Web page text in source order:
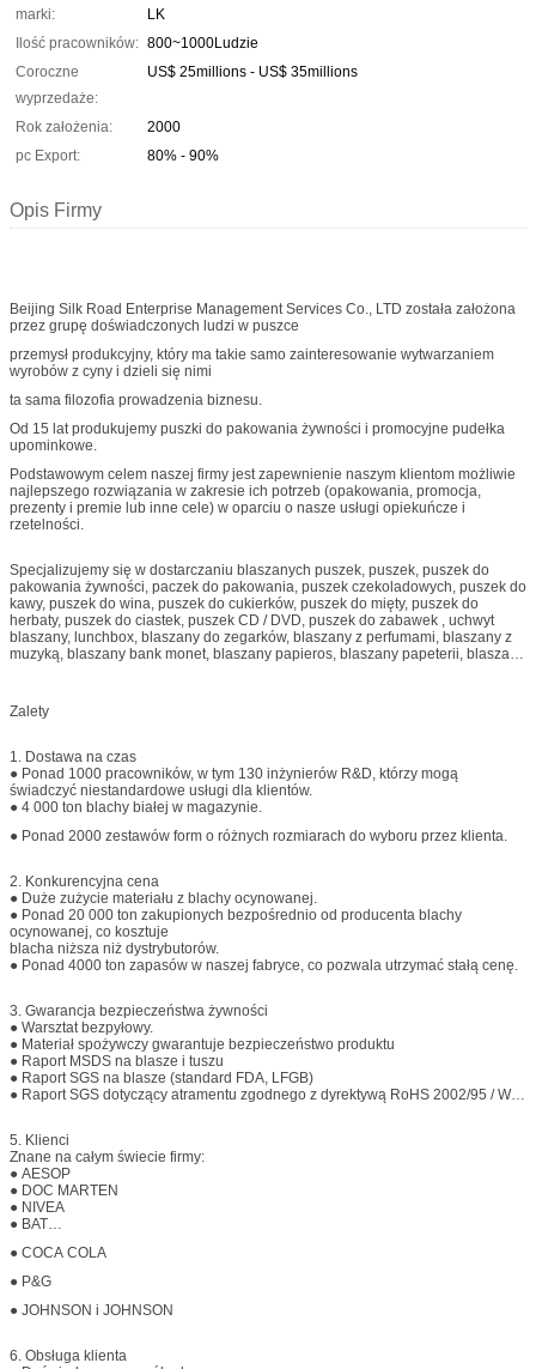
marki:
LK
Ilość pracowników: 800~1000Ludzie
Coroczne
wyprzedaże:
US$ 25millions - US$ 35millions
Rok założenia:
2000
pc Export:
80% - 90%
Opis Firmy
Beijing Silk Road Enterprise Management Services Co., LTD została założona
przez grupę doświadczonych ludzi w puszce
przemysł produkcyjny, który ma takie samo zainteresowanie wytwarzaniem
wyrobów z cyny i dzieli się nimi
ta sama filozofia prowadzenia biznesu.
Od 15 lat produkujemy puszki do pakowania żywności i promocyjne pudełka
upominkowe.
Podstawowym celem naszej firmy jest zapewnienie naszym klientom możliwie
najlepszego rozwiązania w zakresie ich potrzeb (opakowania, promocja,
prezenty i premie lub inne cele) w oparciu o nasze usługi opiekuńcze i
rzetelności.
Specjalizujemy się w dostarczaniu blaszanych puszek, puszek, puszek do
pakowania żywności, paczek do pakowania, puszek czekoladowych, puszek do
kawy, puszek do wina, puszek do cukierków, puszek do mięty, puszek do
herbaty, puszek do ciastek, puszek CD / DVD, puszek do zabawek , uchwyt
blaszany, lunchbox, blaszany do zegarków, blaszany z perfumami, blaszany z
muzyką, blaszany bank monet, blaszany papieros, blaszany papeterii, blaszany
taca, blaszane wiadro, metalowe wiadro, podstawka, blacha reklamowa,
metalowe odznaki itp.
Zalety
1. Dostawa na czas
● Ponad 1000 pracowników, w tym 130 inżynierów R&D, którzy mogą
świadczyć niestandardowe usługi dla klientów.
● 4 000 ton blachy białej w magazynie.
● Ponad 2000 zestawów form o różnych rozmiarach do wyboru przez klienta.
2. Konkurencyjna cena
● Duże zużycie materiału z blachy ocynowanej.
● Ponad 20 000 ton zakupionych bezpośrednio od producenta blachy
ocynowanej, co kosztuje
blacha niższa niż dystrybutorów.
● Ponad 4000 ton zapasów w naszej fabryce, co pozwala utrzymać stałą cenę.
3. Gwarancja bezpieczeństwa żywności
● Warsztat bezpyłowy.
● Materiał spożywczy gwarantuje bezpieczeństwo produktu
● Raport MSDS na blasze i tuszu
● Raport SGS na blasze (standard FDA, LFGB)
● Raport SGS dotyczący atramentu zgodnego z dyrektywą RoHS 2002/95 / WE
5. Klienci
Znane na całym świecie firmy:
● AESOP
● DOC MARTEN
● NIVEA
● BAT
● COCA COLA
● P&G
● JOHNSON i JOHNSON
6. Obsługa klienta